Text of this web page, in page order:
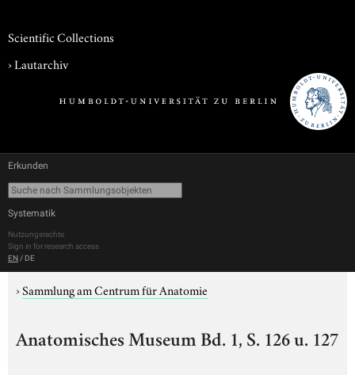
Scientific Collections
›Lautarchiv
Erkunden
Systematik
Nutzungsrechte
Sign in for research access
EN / DE
›Sammlung am Centrum für Anatomie
Anatomisches Museum Bd. 1, S. 126 u. 127